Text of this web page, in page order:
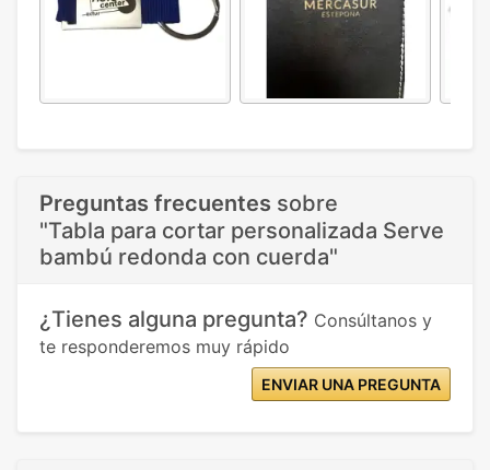
Preguntas frecuentes sobre
"Tabla para cortar personalizada Serve
bambú redonda con cuerda"
¿Tienes alguna pregunta? Consúltanos y
te responderemos muy rápido
ENVIAR UNA PREGUNTA